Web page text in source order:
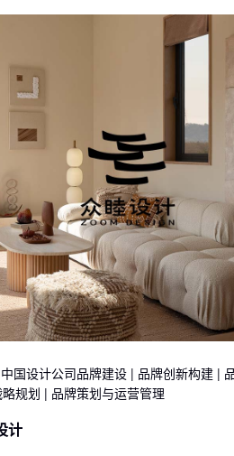
国设计公司品牌建设 | 品牌创新构建 |
规划 | 品牌策划与运营管理
计